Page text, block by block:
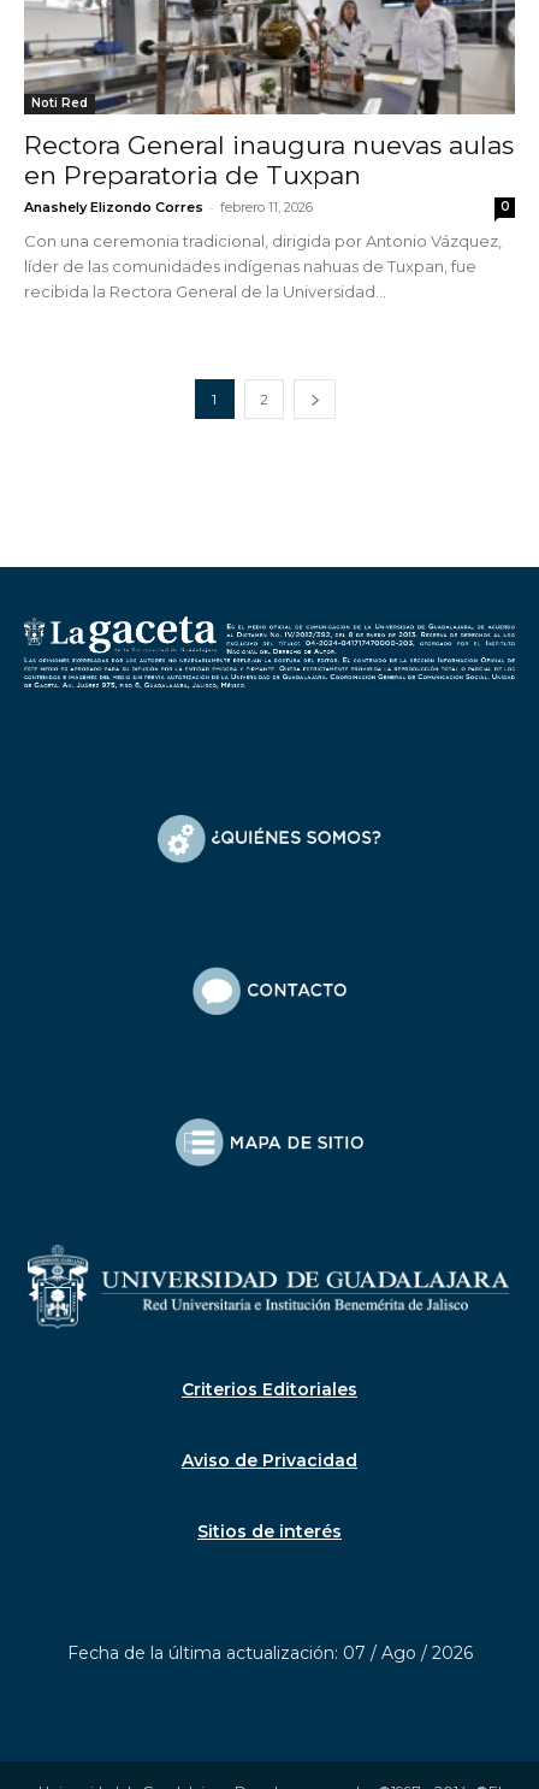
Noti Red
Rectora General inaugura nuevas aulas
en Preparatoria de Tuxpan
Anashely Elizondo Corres - febrero 11, 2026 0
Con una ceremonia tradicional, dirigida por Antonio Vázquez,
líder de las comunidades indígenas nahuas de Tuxpan, fue
recibida la Rectora General de la Universidad...
1 2
Criterios Editoriales
Aviso de Privacidad
Sitios de interés
Fecha de la última actualización: 07 / Ago / 2026